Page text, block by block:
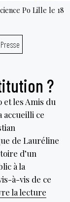
Po Lille le 18
Presse
?
les Amis du
accueilli ce
de Lauréline
d’un
à la
à-vis de ce
la lecture